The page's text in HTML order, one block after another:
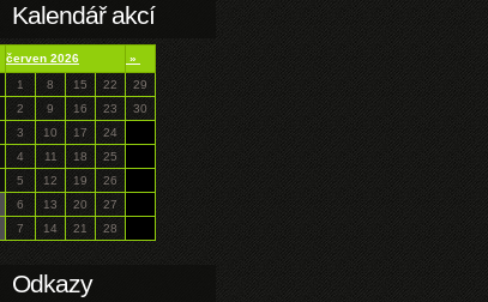
Kalendář akcí
červen 2026
»
1 8 15 22
29
2 9 16 23
30
3 10 17
24
4 11 18
25
5 12 19
26
6 13 20
27
7 14 21 28
Odkazy